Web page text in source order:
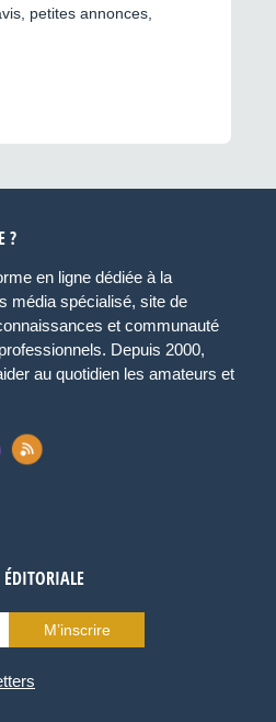
petites annonces,
?
en ligne dédiée à la
média spécialisé, site de
et communauté
Depuis 2000,
au quotidien les amateurs et
ÉDITORIALE
M’inscrire